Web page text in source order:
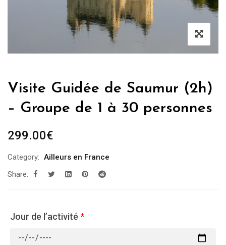
Visite Guidée de Saumur (2h)
– Groupe de 1 à 30 personnes
299.00€
Category: Ailleurs en France
Share:
Jour de l’activité *